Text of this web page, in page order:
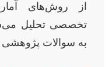
از روش‌های
تخصصی تحلیل
به سوالات پژوهشی